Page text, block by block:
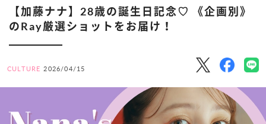
【加藤ナナ】28歳の誕生日記念♡ 《企画別》
のRay厳選ショットをお届け！
CULTURE 2026/04/15